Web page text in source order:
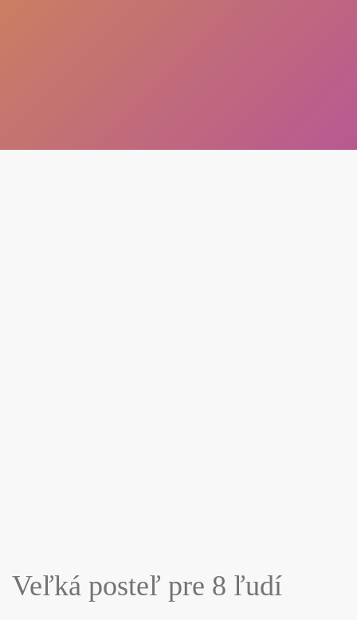
Veľká posteľ pre 8 ľudí